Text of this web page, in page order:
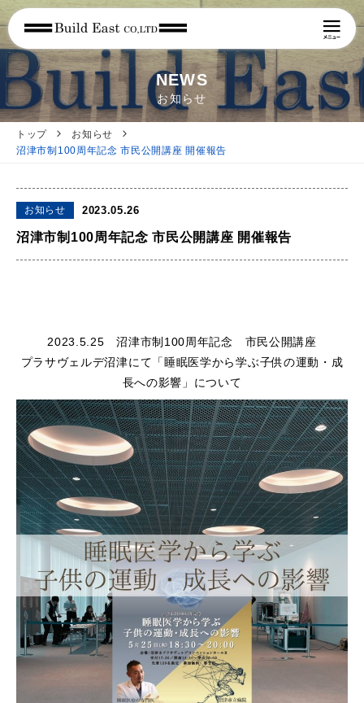
NEWS
お知らせ
トップ
お知らせ
沼津市制100周年記念 市民公開講座 開催報告
お知らせ 2023.05.26
沼津市制100周年記念 市民公開講座 開催報告
2023.5.25 沼津市制100周年記念 市民公開講座
プラサヴェルデ沼津にて「睡眠医学から学ぶ子供の運動・成
長への影響」について